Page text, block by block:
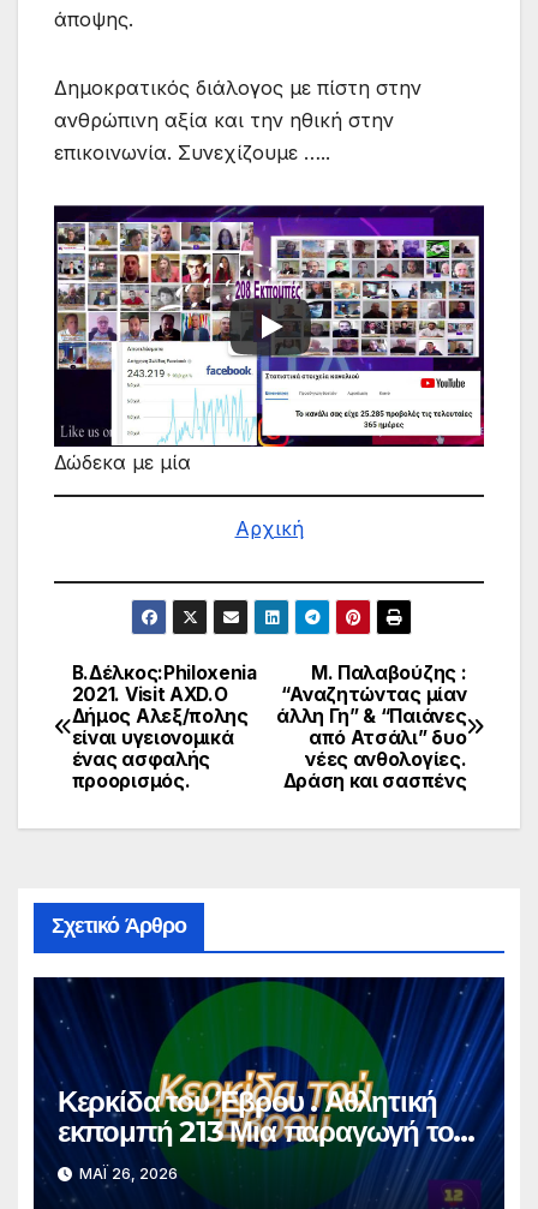
άποψης.
Δημοκρατικός διάλογος με πίστη στην
ανθρώπινη αξία και την ηθική στην
επικοινωνία. Συνεχίζουμε …..
Δώδεκα με μία
Αρχική
Πλοήγηση
άρθρων
Μ. Παλαβούζης :
“Αναζητώντας μίαν
άλλη Γη” & “Παιάνες
από Ατσάλι” δυο
νέες ανθολογίες.
Δράση και σασπένς
Β.Δέλκος:Philoxenia
2021. Visit AXD.Ο
Δήμος Αλεξ/πολης
είναι υγειονομικά
ένας ασφαλής
προορισμός.
Σχετικό Άρθρο
Κερκίδα του Έβρου . Αθλητική
εκπομπή 213 Μια παραγωγή του
dodekamemia Video Pro
ΜΆΙ 26, 2026